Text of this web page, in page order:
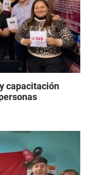
capacitación